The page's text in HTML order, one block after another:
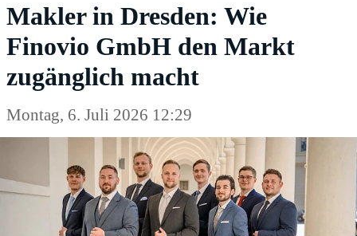
Makler in Dresden: Wie
Finovio GmbH den Markt
zugänglich macht
Montag, 6. Juli 2026 12:29